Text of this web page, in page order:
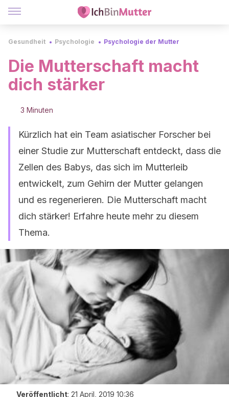
Gesundheit Psychologie Psychologie der Mutter
Die Mutterschaft macht
dich stärker
3 Minuten
Kürzlich hat ein Team asiatischer Forscher bei
einer Studie zur Mutterschaft entdeckt, dass die
Zellen des Babys, das sich im Mutterleib
entwickelt, zum Gehirn der Mutter gelangen
und es regenerieren. Die Mutterschaft macht
dich stärker! Erfahre heute mehr zu diesem
Thema.
Veröffentlicht: 21 April, 2019 10:36